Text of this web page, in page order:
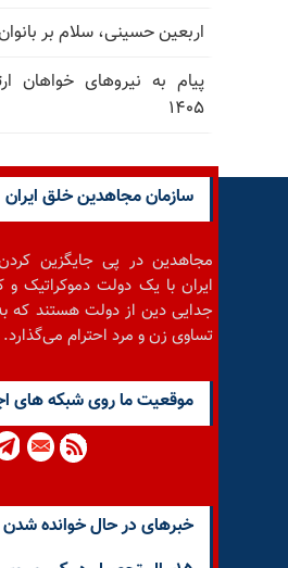
اربعین حسینی، سلام بر
۱۴۰۵
سازمان مجاهدین خلق ایران
مجاهدین در پی جایگزین
ایران با یک دولت دموکراتیک و
جدایی دین از دولت هستند که
تساوی زن و مرد احترام می‌گذارد.
موقعيت ما روى شبكه هاى
خبرهای در حال خوانده شدن